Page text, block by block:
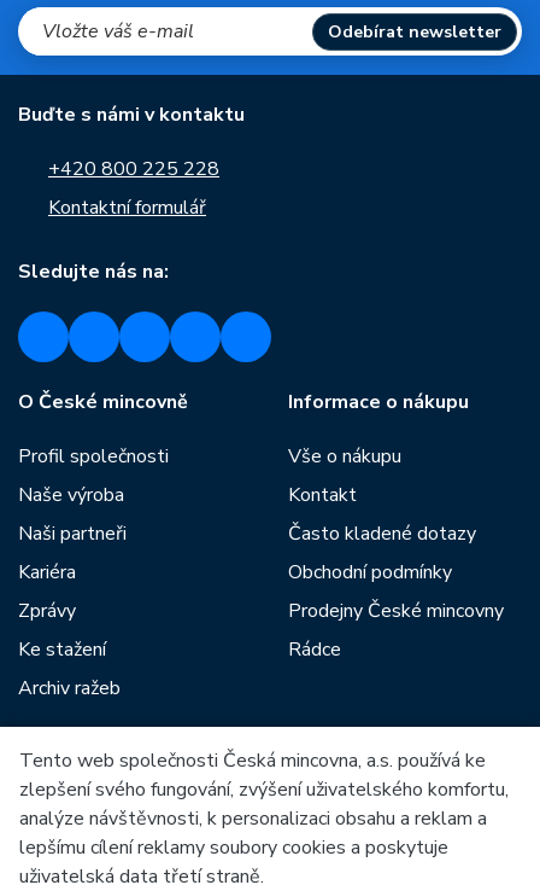
Odebírat newsletter
Buďte s námi v kontaktu
+420 800 225 228
Kontaktní formulář
Sledujte nás na:
O České mincovně
Profil společnosti
Naše výroba
Naši partneři
Kariéra
Zprávy
Ke stažení
Archiv ražeb
Informace o nákupu
Vše o nákupu
Kontakt
Často kladené dotazy
Obchodní podmínky
Prodejny České mincovny
Rádce
Mezi naše partnery patří:
Tento web společnosti Česká mincovna, a.s. používá ke
zlepšení svého fungování, zvýšení uživatelského komfortu,
analýze návštěvnosti, k personalizaci obsahu a reklam a
lepšímu cílení reklamy soubory cookies a poskytuje
uživatelská data třetí straně.